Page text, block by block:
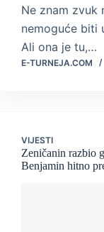
Ne znam zvuk
nemoguće biti
Ali ona je tu,…
E-TURNEJA.COM
VIJESTI
Zeničanin razbio
Benjamin hitno